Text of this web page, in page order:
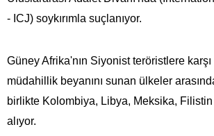
- ICJ) soykırımla suçlanıyor.
Güney Afrika'nın Siyonist teröristlere karşı
müdahillik beyanını sunan ülkeler
birlikte Kolombiya, Libya, Meksika,
alıyor.